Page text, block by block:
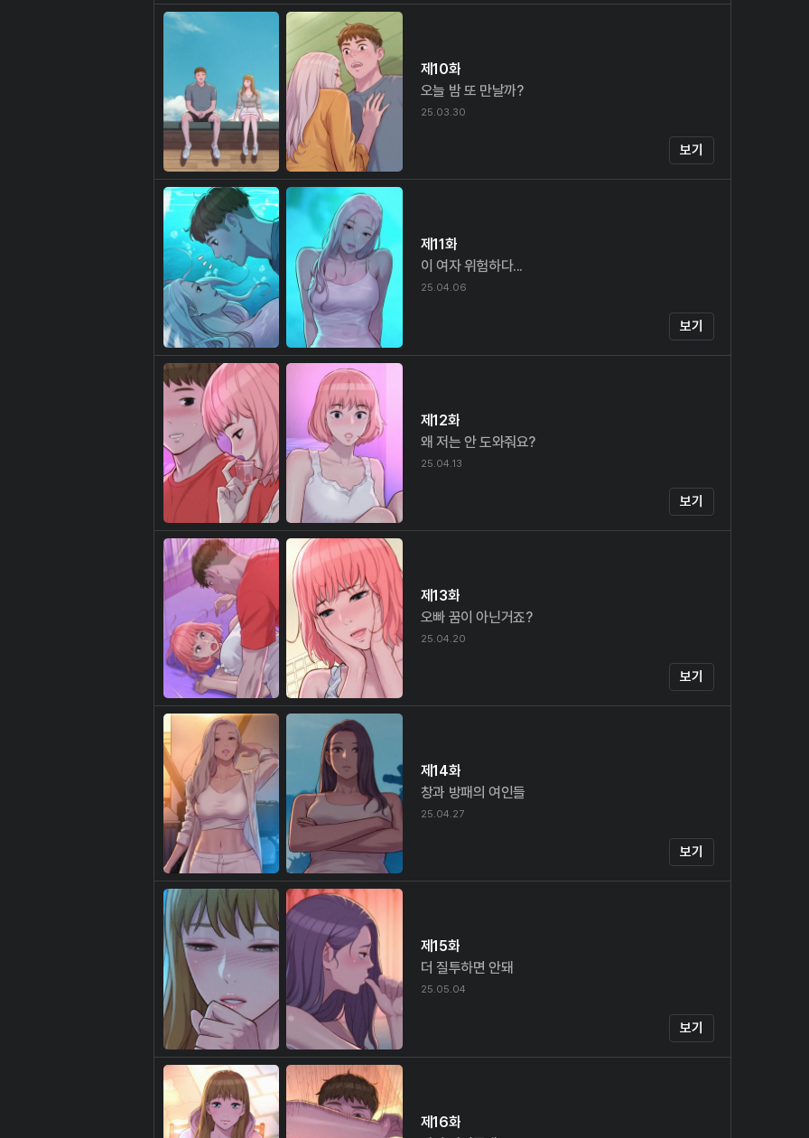
제10화
오늘 밤 또 만날까?
25.03.30
보기
제11화
이 여자 위험하다...
25.04.06
보기
제12화
왜 저는 안 도와줘요?
25.04.13
보기
제13화
오빠 꿈이 아닌거죠?
25.04.20
보기
제14화
창과 방패의 여인들
25.04.27
보기
제15화
더 질투하면 안돼
25.05.04
보기
제16화